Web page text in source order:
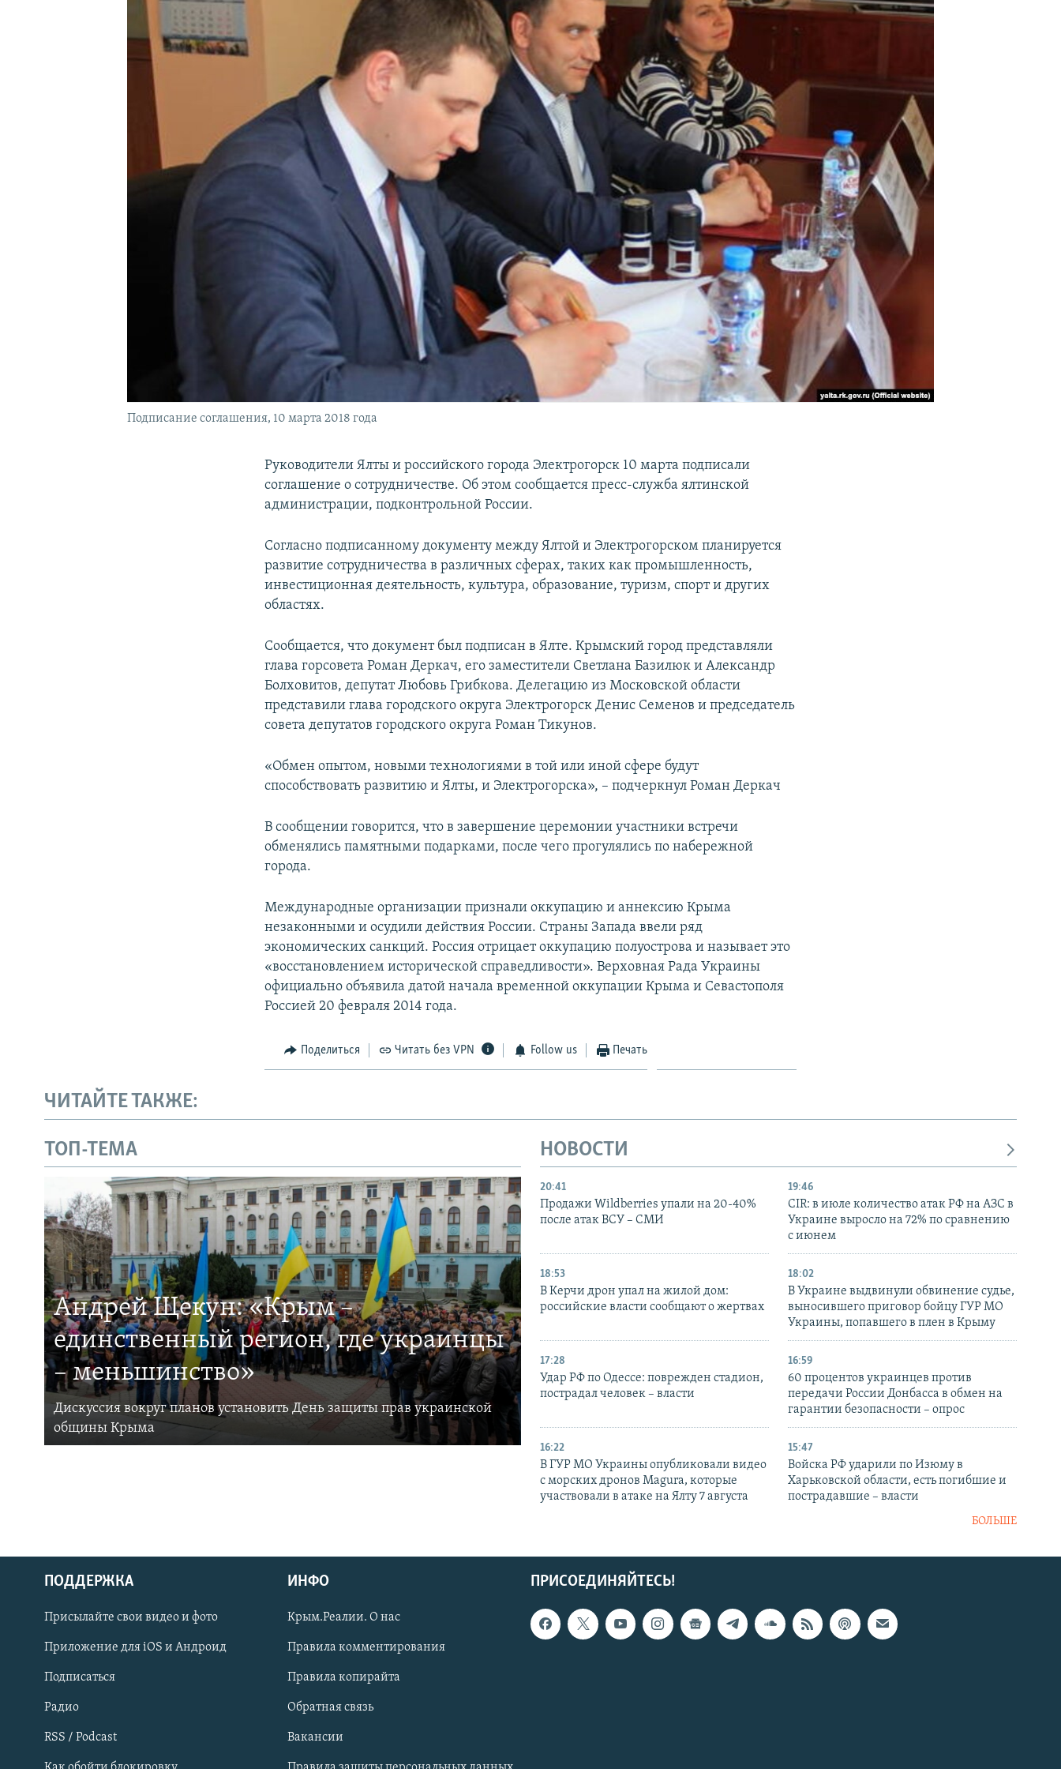
УКРАИНСКАЯ ПРОБЛЕМА КРЫМА
Українською
Qırımtatar
ПРИСОЕДИНЯЙТЕСЬ!
Подписание соглашения, 10 марта 2018 года
Руководители Ялты и российского города Электрогорск 10 марта подписали
соглашение о сотрудничестве. Об этом сообщается пресс-служба ялтинской
администрации, подконтрольной России.
Согласно подписанному документу между Ялтой и Электрогорском планируется
развитие сотрудничества в различных сферах, таких как промышленность,
инвестиционная деятельность, культура, образование, туризм, спорт и других
областях.
Сообщается, что документ был подписан в Ялте. Крымский город представляли
глава горсовета Роман Деркач, его заместители Светлана Базилюк и Александр
Болховитов, депутат Любовь Грибкова. Делегацию из Московской области
представили глава городского округа Электрогорск Денис Семенов и председатель
совета депутатов городского округа Роман Тикунов.
«Обмен опытом, новыми технологиями в той или иной сфере будут
способствовать развитию и Ялты, и Электрогорска», – подчеркнул Роман Деркач
В сообщении говорится, что в завершение церемонии участники встречи
обменялись памятными подарками, после чего прогулялись по набережной
города.
Международные организации признали оккупацию и аннексию Крыма
незаконными и осудили действия России. Страны Запада ввели ряд
экономических санкций. Россия отрицает оккупацию полуострова и называет это
«восстановлением исторической справедливости». Верховная Рада Украины
официально объявила датой начала временной оккупации Крыма и Севастополя
Россией 20 февраля 2014 года.
Поделиться Читать без VPN Follow us Печать
ЧИТАЙТЕ ТАКЖЕ:
ТОП-ТЕМА
Андрей Щекун: «Крым –
единственный регион, где украинцы
– меньшинство»
Дискуссия вокруг планов установить День защиты прав украинской
общины Крыма
НОВОСТИ
20:41
Продажи Wildberries упали на 20-40%
после атак ВСУ – СМИ
19:46
CIR: в июле количество атак РФ на АЗС в
Украине выросло на 72% по сравнению
с июнем
18:53
В Керчи дрон упал на жилой дом:
российские власти сообщают о жертвах
18:02
В Украине выдвинули обвинение судье,
выносившего приговор бойцу ГУР МО
Украины, попавшего в плен в Крыму
17:28
Удар РФ по Одессе: поврежден стадион,
пострадал человек – власти
16:59
60 процентов украинцев против
передачи России Донбасса в обмен на
гарантии безопасности – опрос
16:22
В ГУР МО Украины опубликовали видео
с морских дронов Magura, которые
участвовали в атаке на Ялту 7 августа
15:47
Войска РФ ударили по Изюму в
Харьковской области, есть погибшие и
пострадавшие – власти
БОЛЬШЕ
ПРИСОЕДИНЯЙТЕСЬ!
ПОДДЕРЖКА
Присылайте свои видео и фото
Приложение для iOS и Андроид
Подписаться
Радио
RSS / Podcast
ИНФО
Крым.Реалии. О нас
Правила комментирования
Правила копирайта
Обратная связь
Вакансии